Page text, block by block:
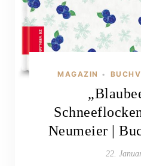
MAGAZIN •
Neumeier |
22.